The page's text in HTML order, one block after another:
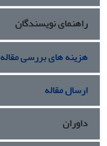
راهنمای نویسندگان
هزینه های بررسی مقاله
ارسال مقاله
داوران